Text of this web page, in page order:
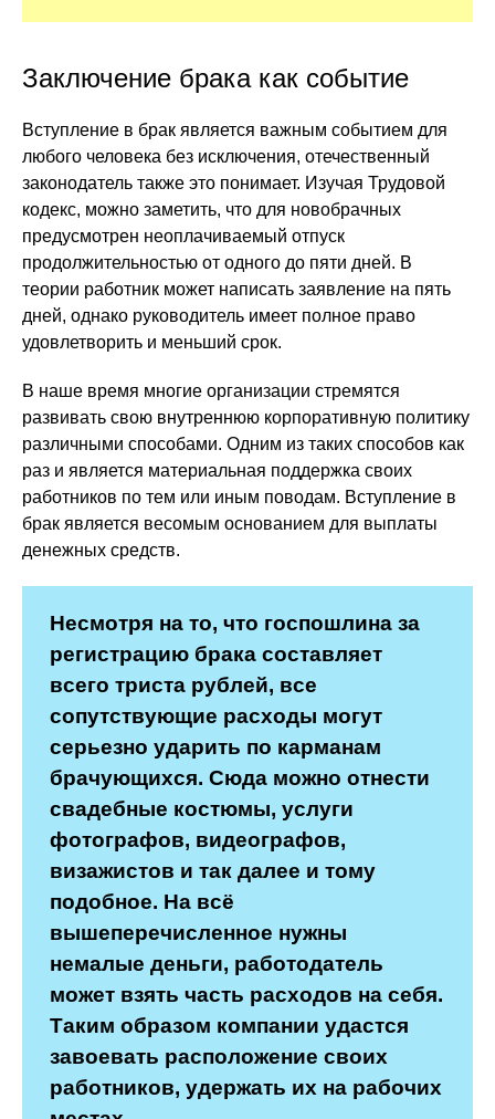
Заключение брака как событие
Вступление в брак является важным событием для
любого человека без исключения, отечественный
законодатель также это понимает. Изучая Трудовой
кодекс, можно заметить, что для новобрачных
предусмотрен неоплачиваемый отпуск
продолжительностью от одного до пяти дней. В
теории работник может написать заявление на пять
дней, однако руководитель имеет полное право
удовлетворить и меньший срок.
В наше время многие организации стремятся
развивать свою внутреннюю корпоративную политику
различными способами. Одним из таких способов как
раз и является материальная поддержка своих
работников по тем или иным поводам. Вступление в
брак является весомым основанием для выплаты
денежных средств.
Несмотря на то, что госпошлина за
регистрацию брака составляет
всего триста рублей, все
сопутствующие расходы могут
серьезно ударить по карманам
брачующихся. Сюда можно отнести
свадебные костюмы, услуги
фотографов, видеографов,
визажистов и так далее и тому
подобное. На всё
вышеперечисленное нужны
немалые деньги, работодатель
может взять часть расходов на себя.
Таким образом компании удастся
завоевать расположение своих
работников, удержать их на рабочих